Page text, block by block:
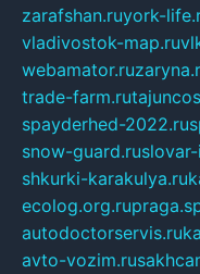
zarafshan.ruyork-
vladivostok-map.ru
webamator.ru
trade-farm.ru
spayderhed-2022.ru
snow-guard.ru
shkurki-karakulya.ru
ecolog.org.ru
autodoctorservis.ru
avto-vozim.ru